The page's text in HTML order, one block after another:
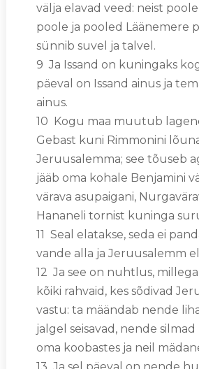
välja elavad veed: neist
poole ja pooled Läänemere
sünnib suvel ja talvel.
9 Ja Issand on kuningaks
päeval on Issand ainus ja
ainus.
10 Kogu maa muutub
Gebast kuni Rimmonini
Jeruusalemma; see tõuseb
jääb oma kohale Benjamini
värava asupaigani,
Hananeli tornist kuninga
11 Seal elatakse, seda ei
vande alla ja Jeruusalemm
12 Ja see on nuhtlus,
kõiki rahvaid, kes sõdivad
vastu: ta määndab nende
jalgel seisavad, nende
oma koobastes ja neil
13 Ja sel päeval on nende